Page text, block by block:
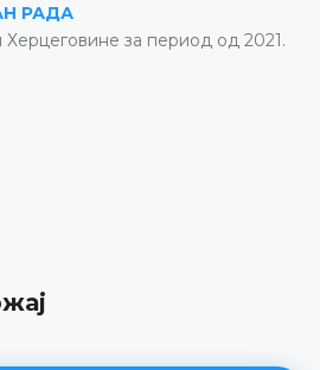
РАДА
за период од 2021.